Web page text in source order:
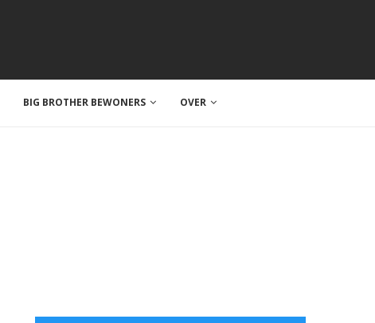
BIG BROTHER BEWONERS OVER